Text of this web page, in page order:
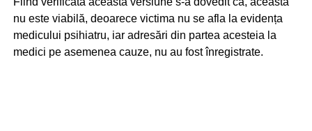
nu este viabilă, deoarece victima nu se afla la evidența
medicului psihiatru, iar adresări din partea acesteia la
medici pe asemenea cauze, nu au fost înregistrate.